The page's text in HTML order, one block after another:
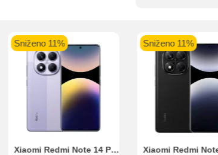
Sniženo 11%
Xiaomi Redmi Note 14 Pro 8GB 256GB Ljubičasti
Sniženo 11%
Kupovinu na rate možete obaviti ukoliko
Intesa Sanpaolo banka
VISA Platinum do 12
Intesa Sanpaolo banka